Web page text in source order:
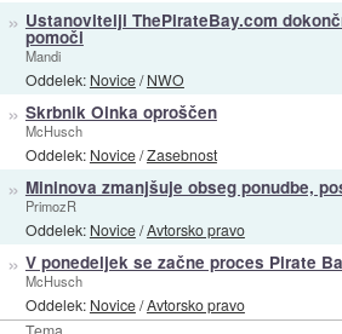
Tema
» Ustanovitelji ThePirateBay.com
pomoči
Mandi
Oddelek: Novice/NWO
» Skrbnik Oinka oproščen
McHusch
Oddelek: Novice/Zasebnost
» Mininova zmanjšuje obseg ponudbe,
PrimozR
Oddelek: Novice/Avtorsko pravo
» V ponedeljek se začne proces Pirate
McHusch
Oddelek: Novice/Avtorsko pravo